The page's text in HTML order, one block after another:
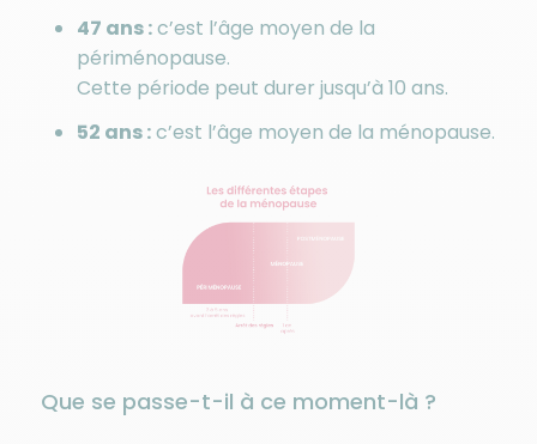
47 ans :c’est l’âge moyen de la
périménopause.
Cette période peut durer jusqu’à 10 ans.
52 ans :c’est l’âge moyen de la ménopause.
Que se passe-t-il à ce moment-là ?